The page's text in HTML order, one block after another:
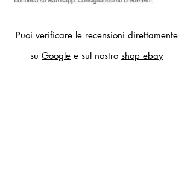
Puoi verificare le recensioni direttamente
su Google e sul nostro shop ebay